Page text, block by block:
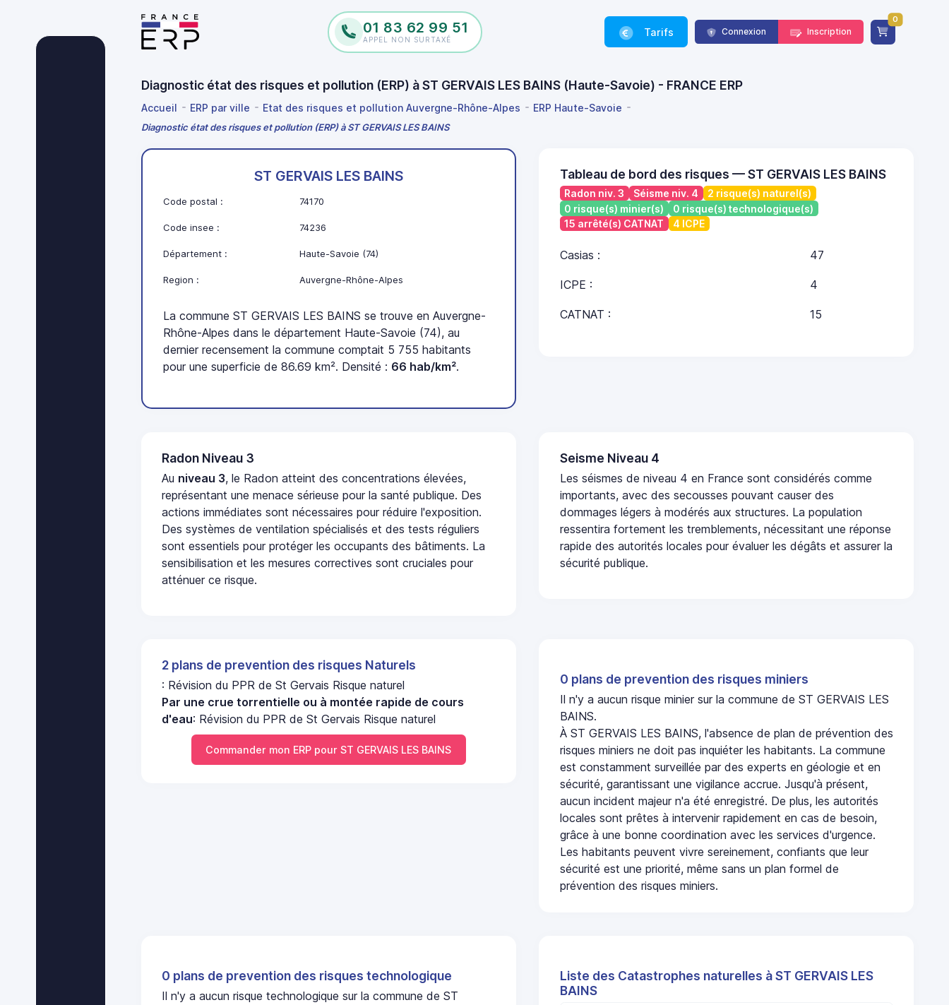
01 83 62 99 51
APPEL NON SURTAXÉ
Tarifs Connexion Inscription
0
Diagnostic état des risques et pollution (ERP) à ST GERVAIS LES BAINS (Haute-Savoie) - FRANCE ERP
Accueil ERP par ville Etat des risques et pollution Auvergne-Rhône-Alpes ERP Haute-Savoie
Diagnostic état des risques et pollution (ERP) à ST GERVAIS LES BAINS
ST GERVAIS LES BAINS
Code postal : 74170
Code insee : 74236
Département : Haute-Savoie (74)
Region : Auvergne-Rhône-Alpes
La commune ST GERVAIS LES BAINS se trouve en Auvergne-
Rhône-Alpes dans le département Haute-Savoie (74), au
dernier recensement la commune comptait 5 755 habitants
pour une superficie de 86.69 km². Densité : 66 hab/km².
Tableau de bord des risques — ST GERVAIS LES BAINS
Radon niv. 3 Séisme niv. 4
2 risque(s) naturel(s)
0 risque(s) minier(s)
0 risque(s) technologique(s)
15 arrêté(s) CATNAT
4 ICPE
Casias : 47
ICPE : 4
CATNAT : 15
Radon Niveau 3
Au niveau 3, le Radon atteint des concentrations élevées,
représentant une menace sérieuse pour la santé publique. Des
actions immédiates sont nécessaires pour réduire l'exposition.
Des systèmes de ventilation spécialisés et des tests réguliers
sont essentiels pour protéger les occupants des bâtiments. La
sensibilisation et les mesures correctives sont cruciales pour
atténuer ce risque.
Seisme Niveau 4
Les séismes de niveau 4 en France sont considérés comme
importants, avec des secousses pouvant causer des
dommages légers à modérés aux structures. La population
ressentira fortement les tremblements, nécessitant une réponse
rapide des autorités locales pour évaluer les dégâts et assurer la
sécurité publique.
2 plans de prevention des risques Naturels
: Révision du PPR de St Gervais Risque naturel
Par une crue torrentielle ou à montée rapide de cours
d'eau: Révision du PPR de St Gervais Risque naturel
Commander mon ERP pour ST GERVAIS LES BAINS
0 plans de prevention des risques miniers
Il n'y a aucun risque minier sur la commune de ST GERVAIS LES
BAINS.
À ST GERVAIS LES BAINS, l'absence de plan de prévention des
risques miniers ne doit pas inquiéter les habitants. La commune
est constamment surveillée par des experts en géologie et en
sécurité, garantissant une vigilance accrue. Jusqu'à présent,
aucun incident majeur n'a été enregistré. De plus, les autorités
locales sont prêtes à intervenir rapidement en cas de besoin,
grâce à une bonne coordination avec les services d'urgence.
Les habitants peuvent vivre sereinement, confiants que leur
sécurité est une priorité, même sans un plan formel de
prévention des risques miniers.
0 plans de prevention des risques technologique
Il n'y a aucun risque technologique sur la commune de ST
Liste des Catastrophes naturelles à ST GERVAIS LES
BAINS